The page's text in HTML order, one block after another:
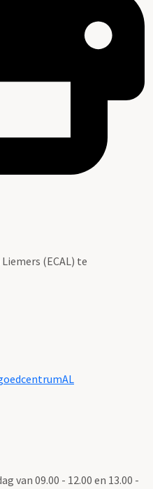
(ECAL) te
van 09.00 - 12.00 en 13.00 -